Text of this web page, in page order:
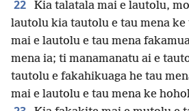
22
Kia talatala mai e lautolu,
lautolu kia tautolu e tau mena
mai e lautolu e tau mena
mena ia; ti manamanatu ai e
tautolu e fakahikuaga he tau
mai e lautolu e tau mena ke